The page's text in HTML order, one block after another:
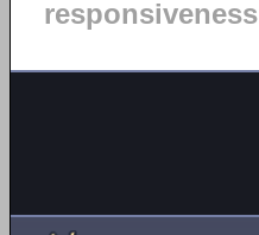
responsiveness